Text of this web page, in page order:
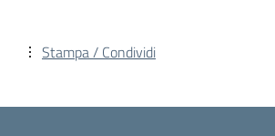
Stampa / Condividi